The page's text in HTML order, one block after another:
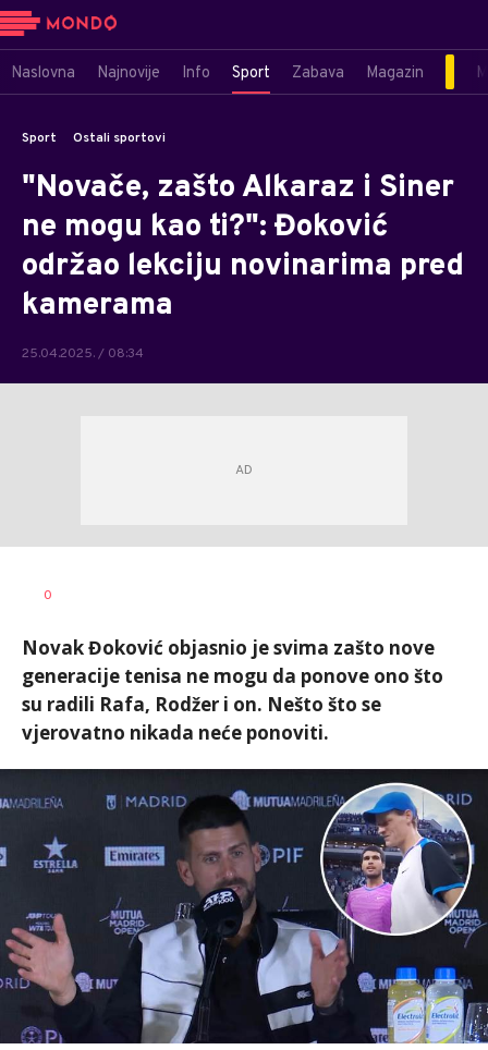
Naslovna Najnovije Info Sport Zabava Magazin
Sport Ostali sportovi
"Novače, zašto Alkaraz i Siner
ne mogu kao ti?": Đoković
održao lekciju novinarima pred
kamerama
25.04.2025. / 08:34
AUTOR
0
Novak Đoković objasnio je svima zašto nove
generacije tenisa ne mogu da ponove ono što
su radili Rafa, Rodžer i on. Nešto što se
vjerovatno nikada neće ponoviti.